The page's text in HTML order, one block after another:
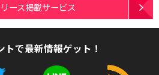
ース掲載サービス
トで最新情報ゲット！